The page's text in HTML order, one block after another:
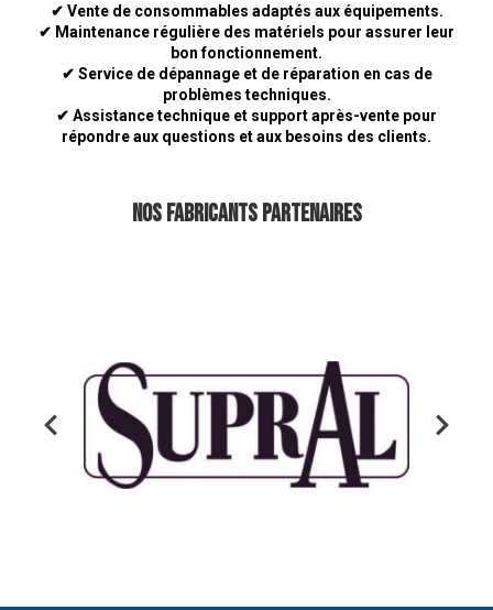
✔ Vente de consommables adaptés aux équipements.
✔ Maintenance régulière des matériels pour assurer leur
bon fonctionnement.
✔ Service de dépannage et de réparation en cas de
problèmes techniques.
✔ Assistance technique et support après-vente pour
répondre aux questions et aux besoins des clients.
Nos fabricants partenaires